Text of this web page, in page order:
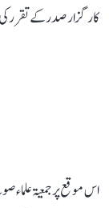
کارگزار صدر کے تقرر
اس موقع پر جمعیۃ